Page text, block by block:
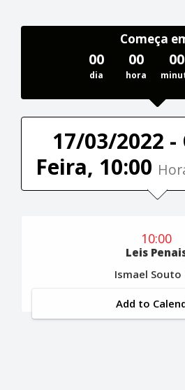
Começa
00
dia
00
hora
00
17/03/2022
Feira, 10:00
10:00
Leis
Ismael Souto
Add to